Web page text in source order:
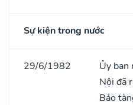
Sự kiện trong nước
29/6/1982
Ủy ban
Nội đã
Bảo